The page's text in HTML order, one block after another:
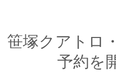
笹塚クアトロ
予約を